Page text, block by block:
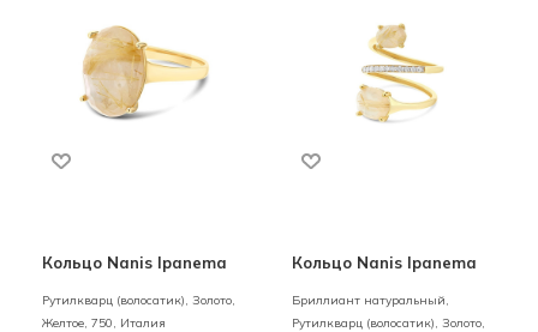
Кольцо Nanis Ipanema
Рутилкварц (волосатик), Золото,
Желтое, 750, Италия
Кольцо Nanis Ipanema
Бриллиант натуральный,
Рутилкварц (волосатик), Золото,